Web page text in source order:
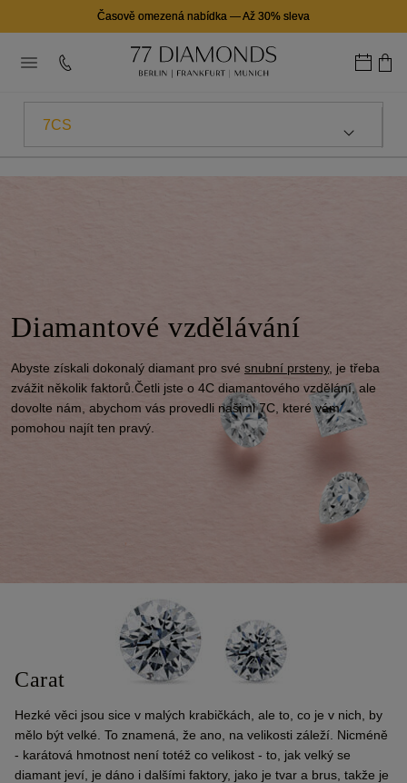
Časově omezená nabídka —Až 30% sleva
7CS
Diamantové vzdělávání
Abyste získali dokonalý diamant pro své snubní prsteny, je třeba
zvážit několik faktorů.Četli jste o 4C diamantového vzdělání, ale
dovolte nám, abychom vás provedli našimi 7C, které vám
pomohou najít ten pravý.
Carat
Hezké věci jsou sice v malých krabičkách, ale to, co je v nich, by
mělo být velké. To znamená, že ano, na velikosti záleží. Nicméně
- karátová hmotnost není totéž co velikost - to, jak velký se
diamant jeví, je dáno i dalšími faktory, jako je tvar a brus, takže je